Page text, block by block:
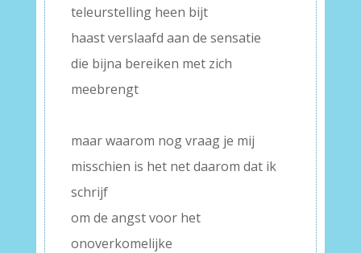
teleurstelling heen bijt
haast verslaafd aan de sensatie
die bijna bereiken met zich
meebrengt
maar waarom nog vraag je mij
misschien is het net daarom dat ik
schrijf
om de angst voor het
onoverkomelijke